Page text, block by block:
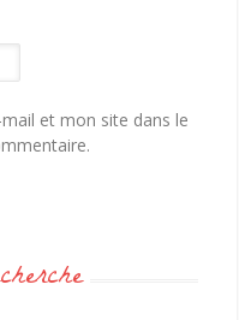
et mon site dans le